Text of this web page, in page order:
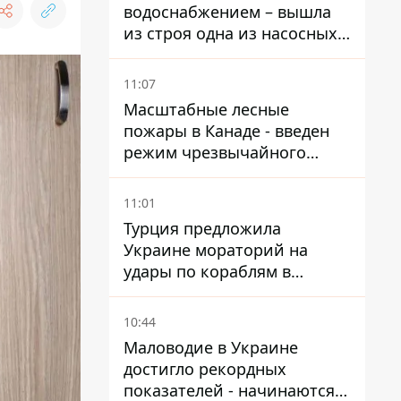
водоснабжением – вышла
из строя одна из насосных
станций
11:07
Масштабные лесные
пожары в Канаде - введен
режим чрезвычайного
положения, выехали более
20 тысяч человек
11:01
Турция предложила
Украине мораторий на
удары по кораблям в
Черном море
10:44
Маловодие в Украине
достигло рекордных
показателей - начинаются